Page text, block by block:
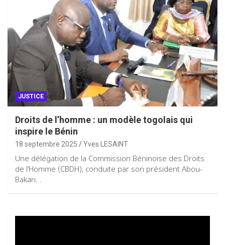
JUSTICE
Droits de l’homme : un modèle togolais qui
inspire le Bénin
18 septembre 2025 Yves LESAINT
Une délégation de la Commission Béninoise des Droits
de l’Homme (CBDH), conduite par son président Abou-
Bakari…